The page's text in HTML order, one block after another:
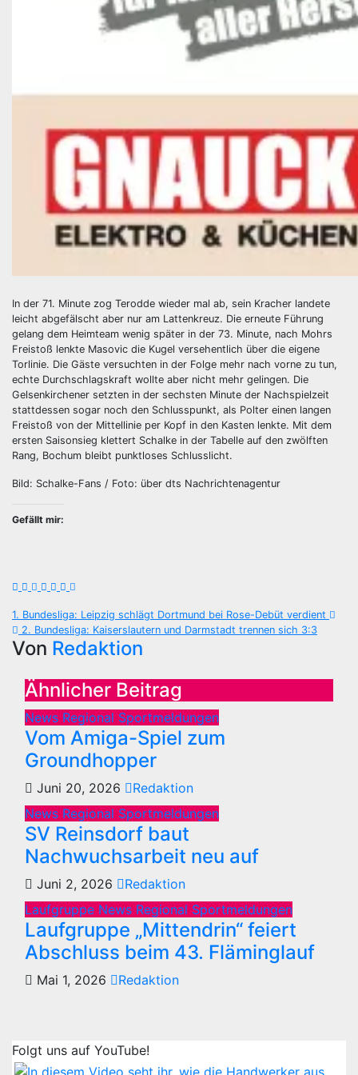
In der 71. Minute zog Terodde wieder mal ab, sein Kracher landete
leicht abgefälscht aber nur am Lattenkreuz. Die erneute Führung
gelang dem Heimteam wenig später in der 73. Minute, nach Mohrs
Freistoß lenkte Masovic die Kugel versehentlich über die eigene
Torlinie. Die Gäste versuchten in der Folge mehr nach vorne zu tun,
echte Durchschlagskraft wollte aber nicht mehr gelingen. Die
Gelsenkirchener setzten in der sechsten Minute der Nachspielzeit
stattdessen sogar noch den Schlusspunkt, als Polter einen langen
Freistoß von der Mittellinie per Kopf in den Kasten lenkte. Mit dem
ersten Saisonsieg klettert Schalke in der Tabelle auf den zwölften
Rang, Bochum bleibt punktloses Schlusslicht.
Bild: Schalke-Fans / Foto: über dts Nachrichtenagentur
Gefällt mir:
Beitragsnavigation
1. Bundesliga: Leipzig schlägt Dortmund bei Rose-Debüt verdient
2. Bundesliga: Kaiserslautern und Darmstadt trennen sich 3:3
Von Redaktion
Ähnlicher Beitrag
News Regional Sportmeldungen
Vom Amiga-Spiel zum
Groundhopper
Juni 20, 2026
Redaktion
News Regional Sportmeldungen
SV Reinsdorf baut
Nachwuchsarbeit neu auf
Juni 2, 2026
Redaktion
Laufgruppe News Regional Sportmeldungen
Laufgruppe „Mittendrin“ feiert
Abschluss beim 43. Fläminglauf
Mai 1, 2026 Redaktion
Folgt uns auf YouTube!